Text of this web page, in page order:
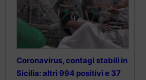
Coronavirus, contagi stabili in
Sicilia: altri 994 positivi e 37